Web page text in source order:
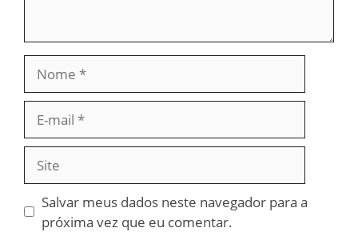
mail
Site
Salvar meus dados neste navegador para a
próxima vez que eu comentar.